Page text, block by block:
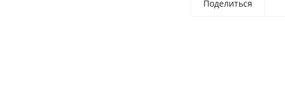
Поделиться